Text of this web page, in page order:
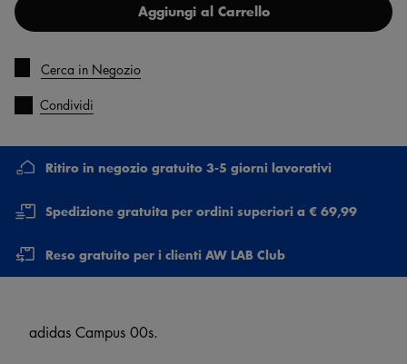
Aggiungi al Carrello
Cerca in Negozio
Condividi
Ritiro in negozio gratuito 3-5 giorni lavorativi
Spedizione gratuita per ordini superiori a € 69,99
Reso gratuito per i clienti AW LAB Club
adidas Campus 00s.